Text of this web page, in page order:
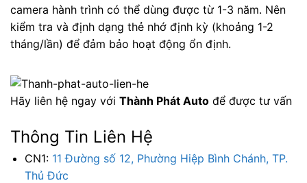
camera hành trình có thể dùng được từ 1-3 năm. Nên
kiểm tra và định dạng thẻ nhớ định kỳ (khoảng 1-2
tháng/lần) để đảm bảo hoạt động ổn định.
Hãy liên hệ ngay với Thành Phát Auto để được tư vấn
Thông Tin Liên Hệ
CN1: 11 Đường số 12, Phường Hiệp Bình Chánh, TP.
Thủ Đức